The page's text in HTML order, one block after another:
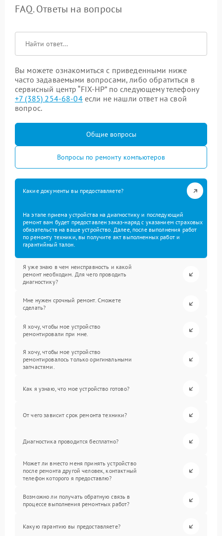
FAQ. Ответы на вопросы
Вы можете ознакомиться с приведенными ниже
часто задаваемыми вопросами, либо обратиться в
сервисный центр “FIX-HP” по следующему телефону
+7 (385) 254-68-04если не нашли ответ на свой
вопрос.
Общие вопросы
Вопросы по ремонту компьютеров
Какие документы вы предоставляете?
На этапе приема устройства на диагностику и последующий
ремонт вам будет предоставлен заказ-наряд с указанием страховых
обязательств на ваше устройство. Далее, после выполнения работ
по ремонту техники, вы получите акт выполненных работ и
гарантийный талон.
Я уже знаю в чем неисправность и какой
ремонт необходим. Для чего проводить
диагностику?
Мне нужен срочный ремонт. Сможете
сделать?
Я хочу, чтобы мое устройство
ремонтировали при мне.
Я хочу, чтобы мое устройство
ремонтировалось только оригинальными
запчастями.
Как я узнаю, что мое устройство готово?
От чего зависит срок ремонта техники?
Диагностика проводится бесплатно?
Может ли вместо меня принять устройство
после ремонта другой человек, контактный
телефон которого я предоставлю?
Возможно ли получать обратную связь в
процессе выполнения ремонтных работ?
Какую гарантию вы предоставляете?